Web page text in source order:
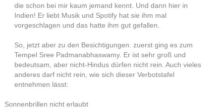
die schon bei mir kaum jemand kennt. Und dann hier in
Indien! Er liebt Musik und Spotify hat sie ihm mal
vorgeschlagen und das hatte ihm gut gefallen.
So, jetzt aber zu den Besichtigungen. zuerst ging es zum
Tempel Sree Padmanabhaswamy. Er ist sehr groß und
bedeutsam, aber nicht-Hindus dürfen nicht rein. Auch vieles
anderes darf nicht rein, wie sich dieser Verbotstafel
entnehmen lässt:
Sonnenbrillen nicht erlaubt